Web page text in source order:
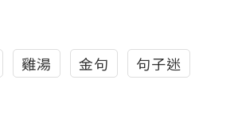
雞湯 金句
句子迷